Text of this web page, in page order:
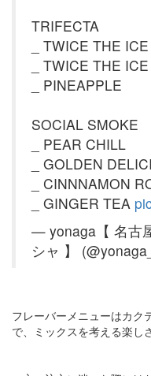
TRIFECTA
_ TWICE THE ICE
_ TWICE THE
_ PINEAPPLE
SOCIAL SMOKE
_ PEAR CHILL
_ GOLDEN
_ CINNNAMON
_ GINGER TEA
— yonaga【 名古
シャ 】
フレーバーメニューはカク
で、ミックスを考える楽し